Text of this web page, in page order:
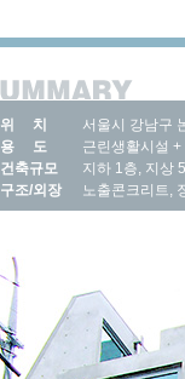
위 치
서울시 강남구
용 도
근린생활시설 +
건축규모
지하 1층, 지상
구조/외장
노출콘크리트,